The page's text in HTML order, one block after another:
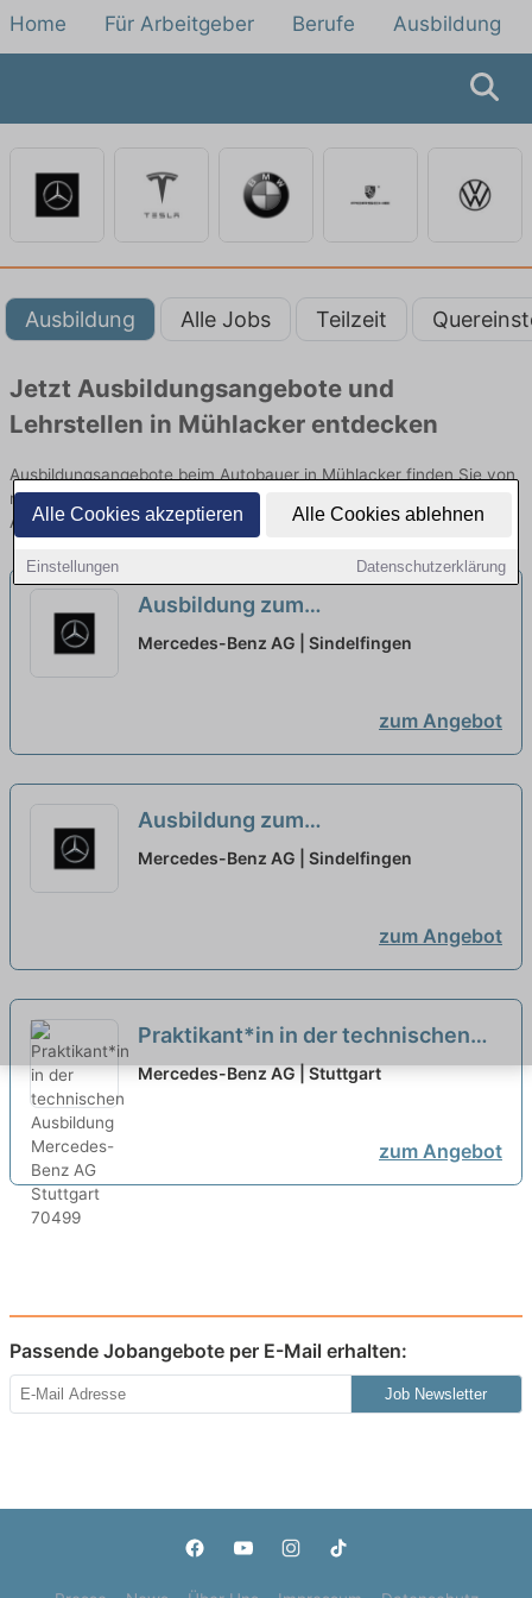
Alle Cookies akzeptieren Alle Cookies ablehnen
Einstellungen Datenschutzerklärung
Home Für Arbeitgeber Berufe Ausbildung
Ausbildung Alle Jobs Teilzeit
Jetzt Ausbildungsangebote und
Lehrstellen in Mühlacker entdecken
Ausbildungsangebote beim Autobauer in Mühlacker finden Sie von
namhaften Firmen. Entdecken Sie freie Optionen von Top-
Arbeitgebern und bewerben Sie sich noch heute.
Ausbildung zum
Konstruktionsmechaniker (w/m/d)
Ausbildungsbeginn 13.09.2027 neu
Mercedes-Benz AG | Sindelfingen
zum Angebot
Ausbildung zum
Fahrzeuginterieur-Mechaniker
Ausbildungsbeginn 13.09.2027 neu
Mercedes-Benz AG | Sindelfingen
zum Angebot
Praktikant*in in der technischen
Ausbildung neu
Mercedes-Benz AG | Stuttgart
zum Angebot
Passende Jobangebote per E-Mail erhalten:
Job Newsletter